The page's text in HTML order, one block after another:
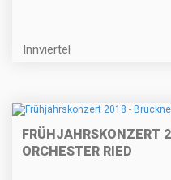
Innviertel
FRÜHJAHRSKONZERT
ORCHESTER RIED